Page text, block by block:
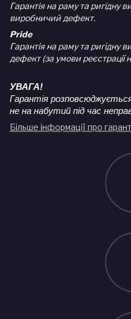
Гарантія на раму та ригідну
виробничий дефект.
Pride
Гарантія на раму та ригідну
дефект (за умови реєстрації
УВАГА!
Гарантія
не на набутий під час
Більше інформації про